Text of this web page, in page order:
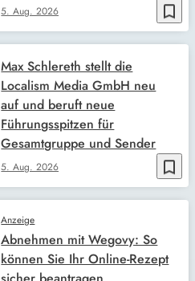
bookmark_border
5. Aug. 2026
bookmark_border
5. Aug. 2026
Max Schlereth stellt die
Localism Media GmbH neu
auf und beruft neue
Führungsspitzen für
Gesamtgruppe und Sender
Anzeige
Abnehmen mit Wegovy: So
können Sie Ihr Online-Rezept